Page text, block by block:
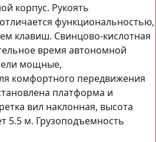
корпус. Рукоять
функциональностью,
клавиш. Свинцово-кислотная
время автономной
мощные,
комфортного передвижения
платформа и
вил наклонная, высота
5.5 м. Грузоподъемность